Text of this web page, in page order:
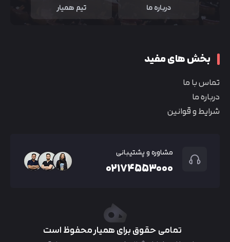
درباره ما تیم همیار
بخش های مفید
تماس با ما
درباره ما
شرایط و قوانین
مشاوره و پشتیبانی
۰۲۱۷۴۵۵۳۰۰۰
تمامی حقوق برای همیار محفوظ است